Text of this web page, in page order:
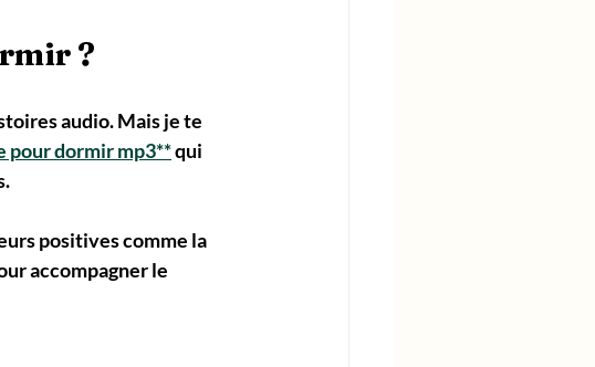
?
audio. Mais je te
pour dormir mp3** qui
positives comme la
accompagner le